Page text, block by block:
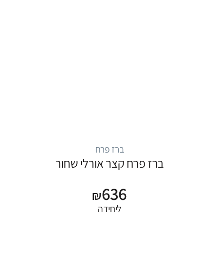
ברז פרח
ברז פרח קצר אורלי שחור
₪636
ליחידה